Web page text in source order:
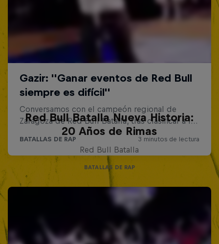
Red Bull Batalla Nueva Historia:
20 Años de Rimas
Red Bull Batalla
BATALLAS DE RAP